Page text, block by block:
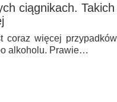
ciągnikach. Takich
coraz więcej przypadków
alkoholu. Prawie…